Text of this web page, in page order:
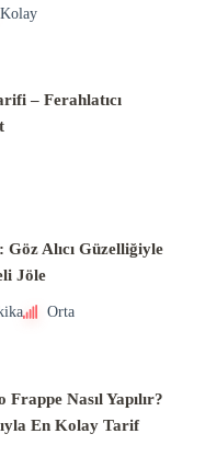
Kolay
– Ferahlatıcı
Alıcı Güzelliğiyle
Jöle
Orta
Frappe Nasıl Yapılır?
En Kolay Tarif